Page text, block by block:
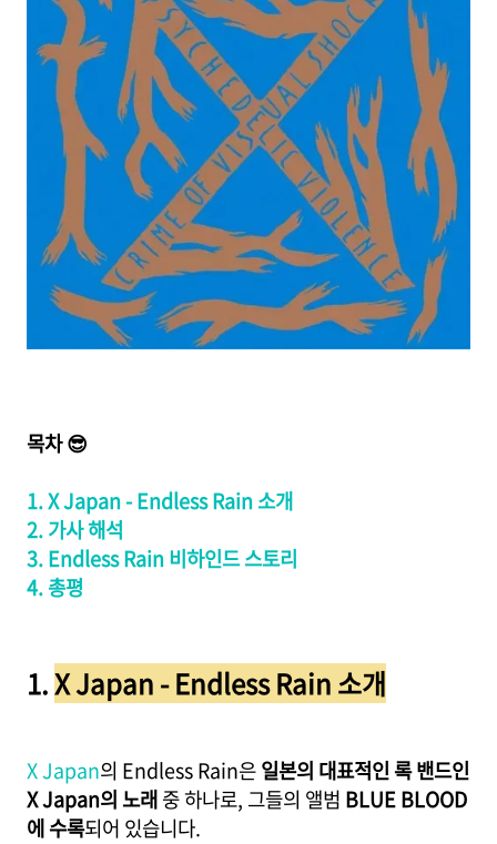
목차 😎
1. X Japan - Endless Rain 소개
2. 가사 해석
3. Endless Rain 비하인드 스토리
4. 총평
1.X Japan - Endless Rain 소개
X Japan의 Endless Rain은일본의 대표적인 록 밴드인
X Japan의 노래중 하나로, 그들의 앨범 BLUE BLOOD
에 수록되어 있습니다.